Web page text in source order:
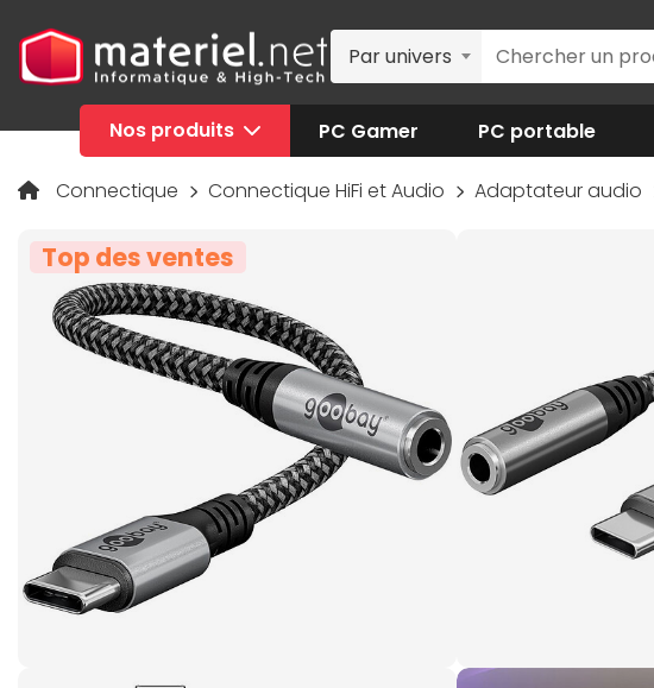
Par univers
Nos produits PC Gamer PC portable
Connectique Connectique HiFi et Audio Adaptateur audio
Top des ventes